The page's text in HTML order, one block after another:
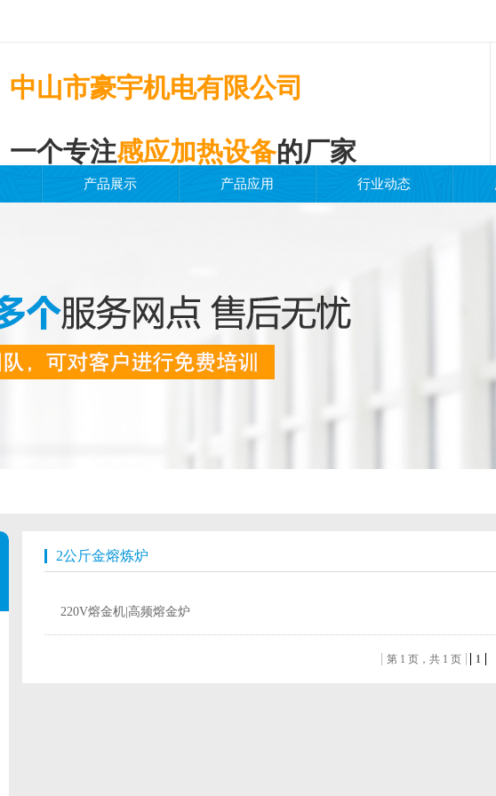
中山市豪宇机电有限公司
一个专注感应加热设备的厂家
产品展示 产品应用 行业动态
2公斤金熔炼炉
220V熔金机|高频熔金炉
第 1 页，共 1 页 1